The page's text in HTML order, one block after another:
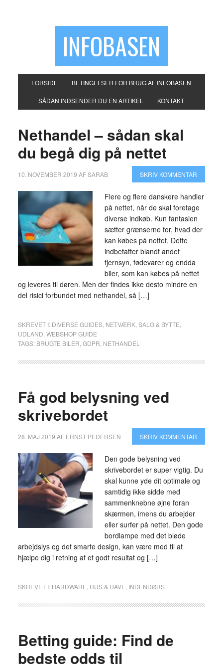
INFOBASEN
FORSIDE BETINGELSER FOR BRUG AF INFOBASEN
SÅDAN INDSENDER DU EN ARTIKEL KONTAKT
Nethandel – sådan skal
du begå dig på nettet
10. NOVEMBER 2019 AFSARAB SKRIV KOMMENTAR
Flere og flere danskere handler
på nettet, når de skal foretage
diverse indkøb. Kun fantasien
sætter grænserne for, hvad der
kan købes på nettet. Dette
indbefatter blandt andet
fjernsyn, fødevarer og endda
biler, som kan købes på nettet
og leveres til døren. Men der findes ikke desto mindre en
del risici forbundet med nethandel, så […]
SKREVET I: DIVERSE GUIDES, NETVÆRK, SALG & BYTTE
UDLAND WEBSHOP GUIDE
TAGS: BRUGTE BILER GDPR NETHANDEL
Få god belysning ved
skrivebordet
28. MAJ 2019 AF ERNST PEDERSEN SKRIV KOMMENTAR
Den gode belysning ved
skrivebordet er super vigtig. Du
skal kunne yde dit optimale og
samtidig ikke sidde med
sammenknebne øjne foran
skærmen, imens du arbejder
eller surfer på nettet. Den gode
bordlampe med det bløde
arbejdslys og det smarte design, kan være med til at
hjælpe dig i retning af et godt resultat og […]
SKREVET I: HARDWARE HUS & HAVE INDENDØRS
Betting guide: Find de
bedste odds til